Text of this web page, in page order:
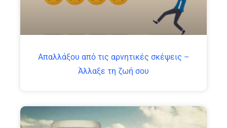
Απαλλάξου από τις αρνητικές σκέψεις –
Άλλαξε τη ζωή σου